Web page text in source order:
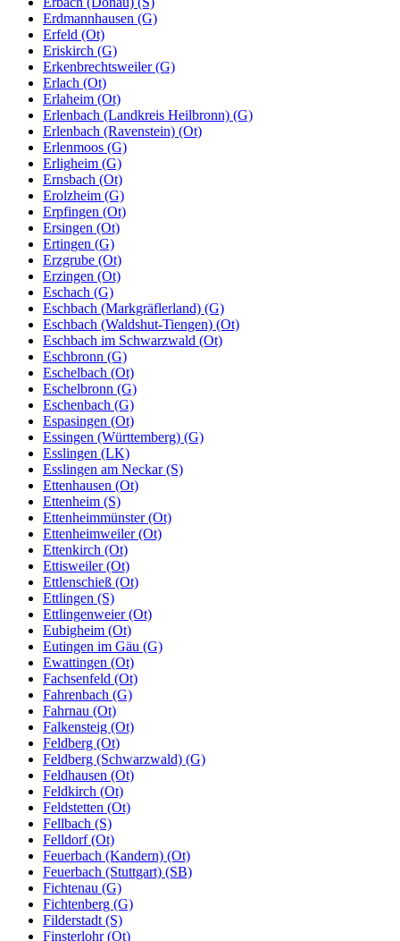
Erdmannhausen (G)
Erfeld (Ot)
Eriskirch (G)
Erkenbrechtsweiler (G)
Erlach (Ot)
Erlaheim (Ot)
Erlenbach (Landkreis Heilbronn) (G)
Erlenbach (Ravenstein) (Ot)
Erlenmoos (G)
Erligheim (G)
Ernsbach (Ot)
Erolzheim (G)
Erpfingen (Ot)
Ersingen (Ot)
Ertingen (G)
Erzgrube (Ot)
Erzingen (Ot)
Eschach (G)
Eschbach (Markgräflerland) (G)
Eschbach (Waldshut-Tiengen) (Ot)
Eschbach im Schwarzwald (Ot)
Eschbronn (G)
Eschelbach (Ot)
Eschelbronn (G)
Eschenbach (G)
Espasingen (Ot)
Essingen (Württemberg) (G)
Esslingen (LK)
Esslingen am Neckar (S)
Ettenhausen (Ot)
Ettenheim (S)
Ettenheimmünster (Ot)
Ettenheimweiler (Ot)
Ettenkirch (Ot)
Ettisweiler (Ot)
Ettlenschieß (Ot)
Ettlingen (S)
Ettlingenweier (Ot)
Eubigheim (Ot)
Eutingen im Gäu (G)
Ewattingen (Ot)
Fachsenfeld (Ot)
Fahrenbach (G)
Fahrnau (Ot)
Falkensteig (Ot)
Feldberg (Ot)
Feldberg (Schwarzwald) (G)
Feldhausen (Ot)
Feldkirch (Ot)
Feldstetten (Ot)
Fellbach (S)
Felldorf (Ot)
Feuerbach (Kandern) (Ot)
Feuerbach (Stuttgart) (SB)
Fichtenau (G)
Fichtenberg (G)
Filderstadt (S)
Finsterlohr (Ot)